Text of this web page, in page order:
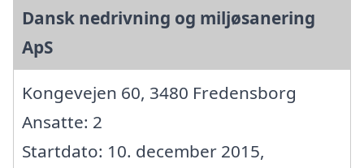
Dansk nedrivning og miljøsanering
ApS
Kongevejen 60, 3480 Fredensborg
Ansatte: 2
Startdato: 10. december 2015,